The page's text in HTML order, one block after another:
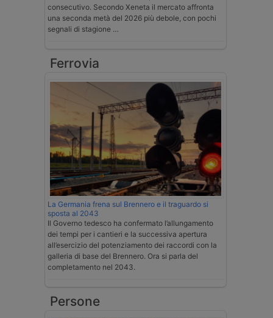
consecutivo. Secondo Xeneta il mercato affronta
una seconda metà del 2026 più debole, con pochi
segnali di stagione …
Ferrovia
La Germania frena sul Brennero e il traguardo si
sposta al 2043
Il Governo tedesco ha confermato l’allungamento
dei tempi per i cantieri e la successiva apertura
all’esercizio del potenziamento dei raccordi con la
galleria di base del Brennero. Ora si parla del
completamento nel 2043.
Persone